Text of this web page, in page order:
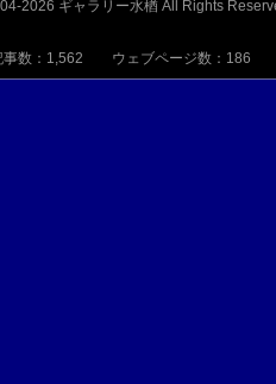
2026 ギャラリー水楢 All Rights
事数：1,562 ウェブページ数：186